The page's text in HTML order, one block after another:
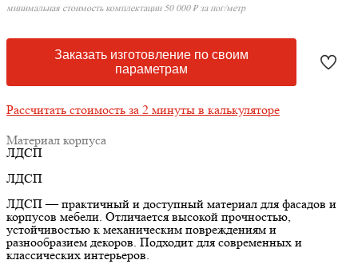
минимальная стоимость комплектации 50 000 ₽ за пог/метр
Заказать изготовление по своим
параметрам
Рассчитать стоимость за 2 минуты в калькуляторе
Материал корпуса
ЛДСП
ЛДСП
ЛДСП — практичный и доступный материал для фасадов и
корпусов мебели. Отличается высокой прочностью,
устойчивостью к механическим повреждениям и
разнообразием декоров. Подходит для современных и
классических интерьеров.